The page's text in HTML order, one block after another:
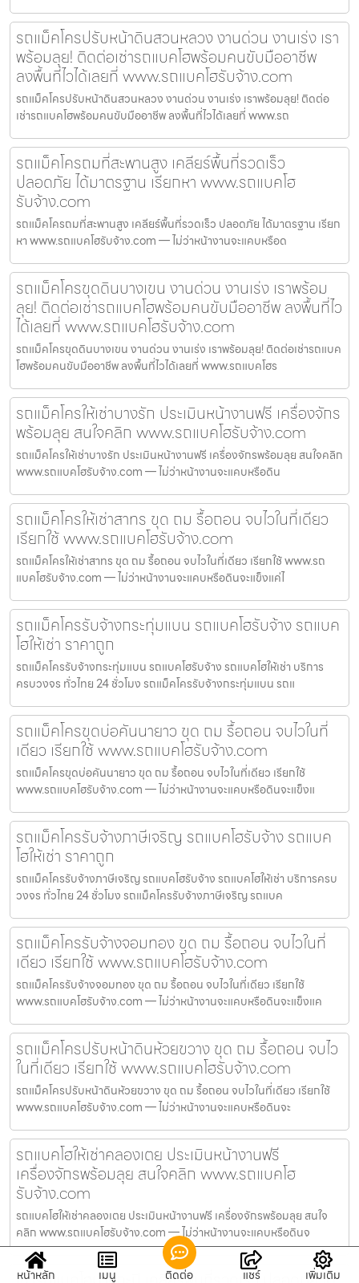
รถแม็คโครปรับหน้าดินสวนหลวง งานด่วน งานเร่ง เรา
พร้อมลุย! ติดต่อเช่ารถแบคโฮพร้อมคนขับมืออาชีพ
ลงพื้นที่ไวได้เลยที่ www.รถแบคโฮรับจ้าง.com
รถแม็คโครปรับหน้าดินสวนหลวง งานด่วน งานเร่ง เราพร้อมลุย! ติดต่อ
เช่ารถแบคโฮพร้อมคนขับมืออาชีพ ลงพื้นที่ไวได้เลยที่ www.รถ
รถแม็คโครถมที่สะพานสูง เคลียร์พื้นที่รวดเร็ว
ปลอดภัย ได้มาตรฐาน เรียกหา www.รถแบคโฮ
รับจ้าง.com
รถแม็คโครถมที่สะพานสูง เคลียร์พื้นที่รวดเร็ว ปลอดภัย ได้มาตรฐาน เรียก
หา www.รถแบคโฮรับจ้าง.com — ไม่ว่าหน้างานจะแคบหรือด
รถแม็คโครขุดดินบางเขน งานด่วน งานเร่ง เราพร้อม
ลุย! ติดต่อเช่ารถแบคโฮพร้อมคนขับมืออาชีพ ลงพื้นที่ไว
ได้เลยที่ www.รถแบคโฮรับจ้าง.com
รถแม็คโครขุดดินบางเขน งานด่วน งานเร่ง เราพร้อมลุย! ติดต่อเช่ารถแบค
โฮพร้อมคนขับมืออาชีพ ลงพื้นที่ไวได้เลยที่ www.รถแบคโฮร
รถแม็คโครให้เช่าบางรัก ประเมินหน้างานฟรี เครื่องจักร
พร้อมลุย สนใจคลิก www.รถแบคโฮรับจ้าง.com
รถแม็คโครให้เช่าบางรัก ประเมินหน้างานฟรี เครื่องจักรพร้อมลุย สนใจคลิก
www.รถแบคโฮรับจ้าง.com — ไม่ว่าหน้างานจะแคบหรือดิน
รถแม็คโครให้เช่าสาทร ขุด ถม รื้อถอน จบไวในที่เดียว
เรียกใช้ www.รถแบคโฮรับจ้าง.com
รถแม็คโครให้เช่าสาทร ขุด ถม รื้อถอน จบไวในที่เดียว เรียกใช้ www.รถ
แบคโฮรับจ้าง.com — ไม่ว่าหน้างานจะแคบหรือดินจะแข็งแค่ไ
รถแม็คโครรับจ้างกระทุ่มแบน รถแบคโฮรับจ้าง รถแบค
โฮให้เช่า ราคาถูก
รถแม็คโครรับจ้างกระทุ่มแบน รถแบคโฮรับจ้าง รถแบคโฮให้เช่า บริการ
ครบวงจร ทั่วไทย 24 ชั่วโมง รถแม็คโครรับจ้างกระทุ่มแบน รถแ
รถแม็คโครขุดบ่อคันนายาว ขุด ถม รื้อถอน จบไวในที่
เดียว เรียกใช้ www.รถแบคโฮรับจ้าง.com
รถแม็คโครขุดบ่อคันนายาว ขุด ถม รื้อถอน จบไวในที่เดียว เรียกใช้
www.รถแบคโฮรับจ้าง.com — ไม่ว่าหน้างานจะแคบหรือดินจะแข็งแ
รถแม็คโครรับจ้างภาษีเจริญ รถแบคโฮรับจ้าง รถแบค
โฮให้เช่า ราคาถูก
รถแม็คโครรับจ้างภาษีเจริญ รถแบคโฮรับจ้าง รถแบคโฮให้เช่า บริการครบ
วงจร ทั่วไทย 24 ชั่วโมง รถแม็คโครรับจ้างภาษีเจริญ รถแบค
รถแม็คโครรับจ้างจอมทอง ขุด ถม รื้อถอน จบไวในที่
เดียว เรียกใช้ www.รถแบคโฮรับจ้าง.com
รถแม็คโครรับจ้างจอมทอง ขุด ถม รื้อถอน จบไวในที่เดียว เรียกใช้
www.รถแบคโฮรับจ้าง.com — ไม่ว่าหน้างานจะแคบหรือดินจะแข็งแค
รถแม็คโครปรับหน้าดินห้วยขวาง ขุด ถม รื้อถอน จบไว
ในที่เดียว เรียกใช้ www.รถแบคโฮรับจ้าง.com
รถแม็คโครปรับหน้าดินห้วยขวาง ขุด ถม รื้อถอน จบไวในที่เดียว เรียกใช้
www.รถแบคโฮรับจ้าง.com — ไม่ว่าหน้างานจะแคบหรือดินจะ
รถแบคโฮให้เช่าคลองเตย ประเมินหน้างานฟรี
เครื่องจักรพร้อมลุย สนใจคลิก www.รถแบคโฮ
รับจ้าง.com
รถแบคโฮให้เช่าคลองเตย ประเมินหน้างานฟรี เครื่องจักรพร้อมลุย สนใจ
คลิก www.รถแบคโฮรับจ้าง.com — ไม่ว่าหน้างานจะแคบหรือดินจ
หน้าหลัก เมนู ติดต่อ แชร์ เพิ่มเติม